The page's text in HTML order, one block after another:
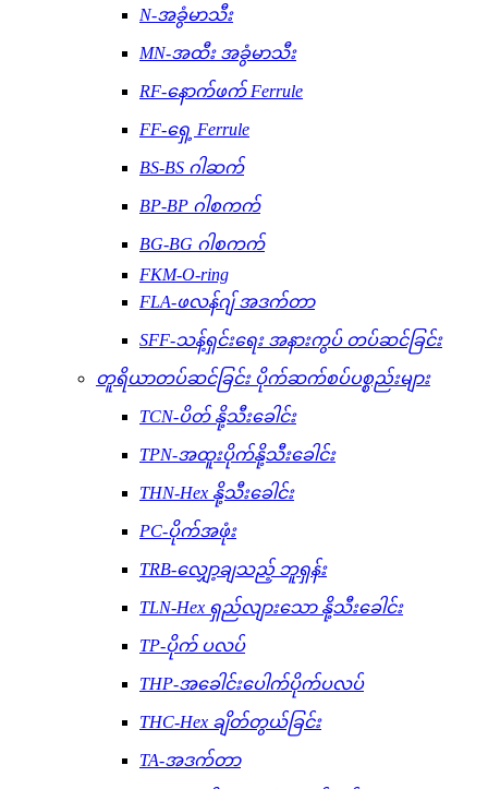
N-အခွံမာသီး
MN-အထီး အခွံမာသီး
RF-နောက်ဖက် Ferrule
FF-ရှေ့ Ferrule
BS-BS ဂါဆက်
BP-BP ဂါစကက်
BG-BG ဂါစကက်
FKM-O-ring
FLA-ဖလန်ဂျ် အဒက်တာ
SFF-သန့်ရှင်းရေး အနားကွပ် တပ်ဆင်ခြင်း
တူရိယာတပ်ဆင်ခြင်း ပိုက်ဆက်စပ်ပစ္စည်းများ
TCN-ပိတ် နို့သီးခေါင်း
TPN-အထူးပိုက်နို့သီးခေါင်း
THN-Hex နို့သီးခေါင်း
PC-ပိုက်အဖုံး
TRB-လျှော့ချသည့် ဘူရှန်း
TLN-Hex ရှည်လျားသော နို့သီးခေါင်း
TP-ပိုက် ပလပ်
THP-အခေါင်းပေါက်ပိုက်ပလပ်
THC-Hex ချိတ်တွယ်ခြင်း
TA-အဒက်တာ